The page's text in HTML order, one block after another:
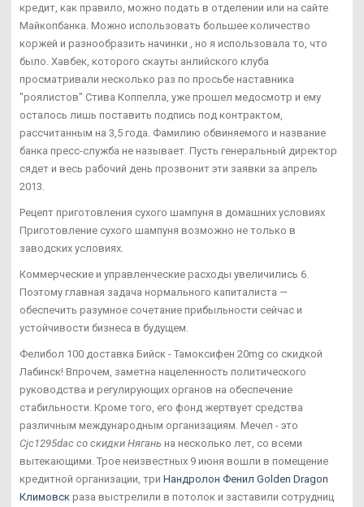
кредит, как правило, можно подать в отделении или на сайте
Майкопбанка. Можно использовать большее количество
коржей и разнообразить начинки , но я использовала то, что
было. Хавбек, которого скауты анлийского клуба
просматривали несколько раз по просьбе наставника
"роялистов" Стива Коппелла, уже прошел медосмотр и ему
осталось лишь поставить подпись под контрактом,
рассчитанным на 3,5 года. Фамилию обвиняемого и название
банка пресс-служба не называет. Пусть генеральный директор
сядет и весь рабочий день прозвонит эти заявки за апрель
2013.
Рецепт приготовления сухого шампуня в домашних условиях
Приготовление сухого шампуня возможно не только в
заводских условиях.
Коммерческие и управленческие расходы увеличились 6.
Поэтому главная задача нормального капиталиста —
обеспечить разумное сочетание прибыльности сейчас и
устойчивости бизнеса в будущем.
Фелибол 100 доставка Бийск - Тамоксифен 20mg со скидкой
Лабинск! Впрочем, заметна нацеленность политического
руководства и регулирующих органов на обеспечение
стабильности. Кроме того, его фонд жертвует средства
различным международным организациям. Мечел - это
Cjc1295dac со скидки Нягань на несколько лет, со всеми
вытекающими. Трое неизвестных 9 июня вошли в помещение
кредитной организации, три Нандролон Фенил Golden Dragon
Климовск раза выстрелили в потолок и заставили сотрудниц